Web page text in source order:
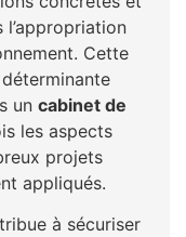
l’appropriation
Cette
un cabinet de
les aspects
projets
appliqués.
à sécuriser